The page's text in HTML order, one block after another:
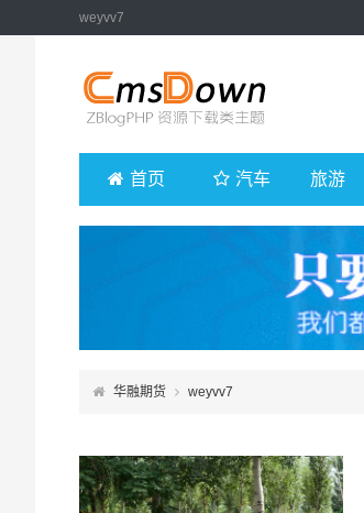
weyvv7
首页 汽车 旅游
华融期货 weyvv7